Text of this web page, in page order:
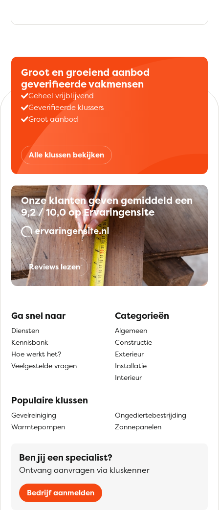
Groot en groeiend aanbod
geverifieerde vakmensen
Geheel vrijblijvend
Geverifieerde klussers
Groot aanbod
Alle klussen bekijken
Onze klanten geven gemiddeld een
9,2 / 10,0 op Ervaringensite
Reviews lezen
Ga snel naar
Diensten
Kennisbank
Hoe werkt het?
Veelgestelde vragen
Categorieën
Algemeen
Constructie
Exterieur
Installatie
Interieur
Populaire klussen
Gevelreiniging
Warmtepompen
Ongediertebestrijding
Zonnepanelen
Ben jij een specialist?
Ontvang aanvragen via kluskenner
Bedrijf aanmelden